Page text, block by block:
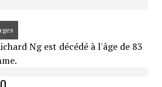
Ng est décédé à l'âge de 83